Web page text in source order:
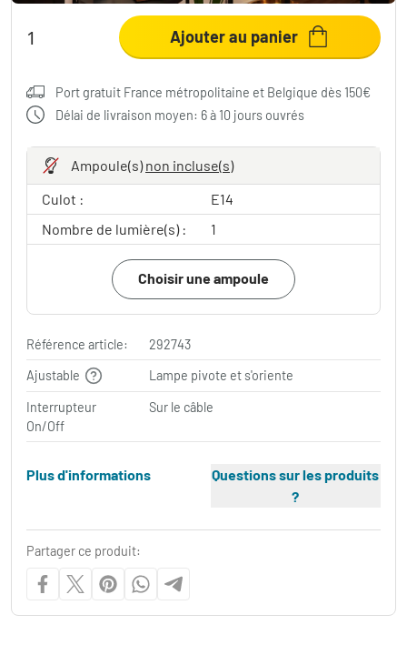
Ajouter au panier
Port gratuit France métropolitaine et Belgique dès 150€
Délai de livraison moyen: 6 à 10 jours ouvrés
Ampoule(s)non incluse(s)
Culot :
E14
Nombre de lumière(s) :
1
Choisir une ampoule
Référence article:
292743
Ajustable
Lampe pivote et s'oriente
Interrupteur
On/Off
Sur le câble
Plus d'informations
Questions sur les produits
?
Partager ce produit: